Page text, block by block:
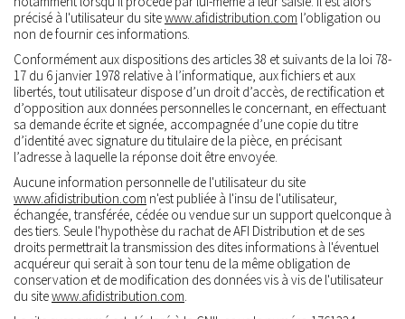
précisé à l'utilisateur du sitewww.afidistribution.com l’obligation ou
non de fournir ces informations.
Conformément aux dispositions des articles 38 et suivants de la loi 78-
17 du 6 janvier 1978 relative à l’informatique, aux fichiers et aux
libertés, tout utilisateur dispose d’un droit d’accès, de rectification et
d’opposition aux données personnelles le concernant, en effectuant
sa demande écrite et signée, accompagnée d’une copie du titre
d’identité avec signature du titulaire de la pièce, en précisant
l’adresse à laquelle la réponse doit être envoyée.
Aucune information personnelle de l'utilisateur du site
www.afidistribution.com n'est publiée à l'insu de l'utilisateur,
échangée, transférée, cédée ou vendue sur un support quelconque à
des tiers. Seule l'hypothèse du rachat de AFI Distribution et de ses
droits permettrait la transmission des dites informations à l'éventuel
acquéreur qui serait à son tour tenu de la même obligation de
conservation et de modification des données vis à vis de l'utilisateur
du sitewww.afidistribution.com.